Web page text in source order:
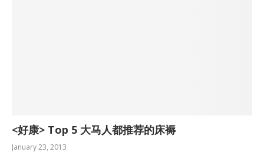
<好康> Top 5 大马人都推荐的床褥
January 23, 2013